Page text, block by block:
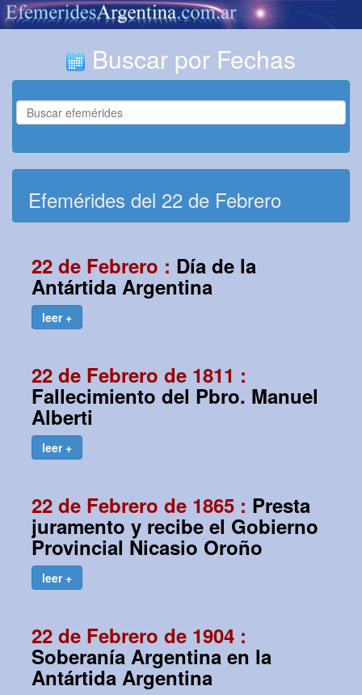
Buscar por Fechas
Efemérides del 22 de Febrero
22 de Febrero : Día de la
Antártida Argentina
leer +
22 de Febrero de 1811 :
Fallecimiento del Pbro. Manuel
Alberti
leer +
22 de Febrero de 1865 : Presta
juramento y recibe el Gobierno
Provincial Nicasio Oroño
leer +
22 de Febrero de 1904 :
Soberanía Argentina en la
Antártida Argentina